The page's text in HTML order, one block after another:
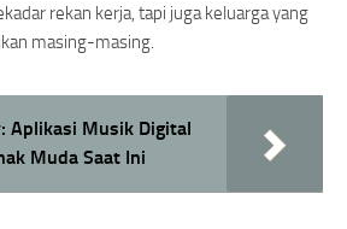
rekan kerja, tapi juga keluarga yang
masing-masing.
Aplikasi Musik Digital
Muda Saat Ini